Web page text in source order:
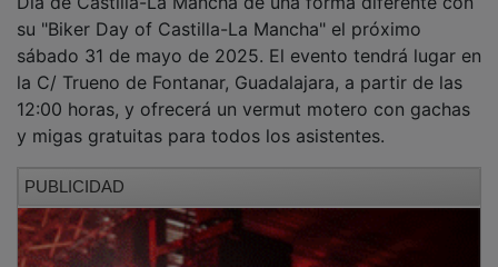
su "Biker Day of Castilla-La Mancha" el próximo
sábado 31 de mayo de 2025. El evento tendrá lugar en
la C/ Trueno de Fontanar, Guadalajara, a partir de las
12:00 horas, y ofrecerá un vermut motero con gachas
y migas gratuitas para todos los asistentes.